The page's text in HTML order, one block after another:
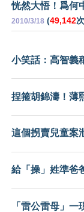
恍然大悟！爲何
2010/3/18 (49,142
小笑話：高智義
捏箍胡錦濤！薄
這個拐賣兒童案
給「操」姓準爸
「雷公雷母」